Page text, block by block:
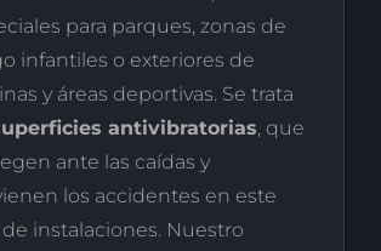
para parques, zonas de
infantiles o exteriores de
y áreas deportivas. Se trata
antivibratorias, que
ante las caídas y
los accidentes en este
instalaciones. Nuestro